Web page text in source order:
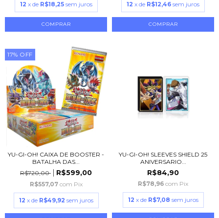
12 x de R$18,25 sem juros 12 x de R$12,46 sem juros
17% OFF
YU-GI-OH! CAIXA DE BOOSTER -
BATALHA DAS...
R$720,00
R$599,00
R$557,07 com Pix
12 x de R$49,92 sem juros
YU-GI-OH! SLEEVES SHIELD 25
ANIVERSARIO...
R$84,90
R$78,96 com Pix
12 x de R$7,08 sem juros